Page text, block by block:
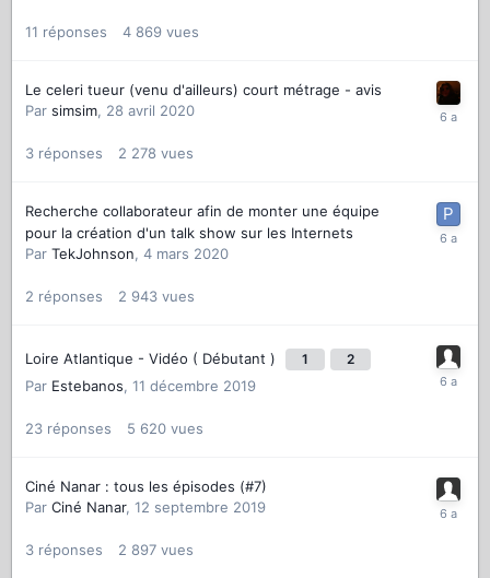
11 réponses 4 869 vues
Le celeri tueur (venu d'ailleurs) court métrage - avis
Par simsim, 28 avril 2020
3 réponses 2 278 vues
Recherche collaborateur afin de monter une équipe
pour la création d'un talk show sur les Internets
Par TekJohnson, 4 mars 2020
2 réponses 2 943 vues
Loire Atlantique - Vidéo ( Débutant ) 1 2
Par Estebanos, 11 décembre 2019
23 réponses 5 620 vues
Ciné Nanar : tous les épisodes (#7)
Par Ciné Nanar, 12 septembre 2019
3 réponses 2 897 vues